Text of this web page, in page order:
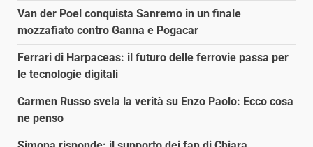
Van der Poel conquista Sanremo in un finale
mozzafiato contro Ganna e Pogacar
Ferrari di Harpaceas: il futuro delle ferrovie passa per
le tecnologie digitali
Carmen Russo svela la verità su Enzo Paolo: Ecco cosa
ne penso